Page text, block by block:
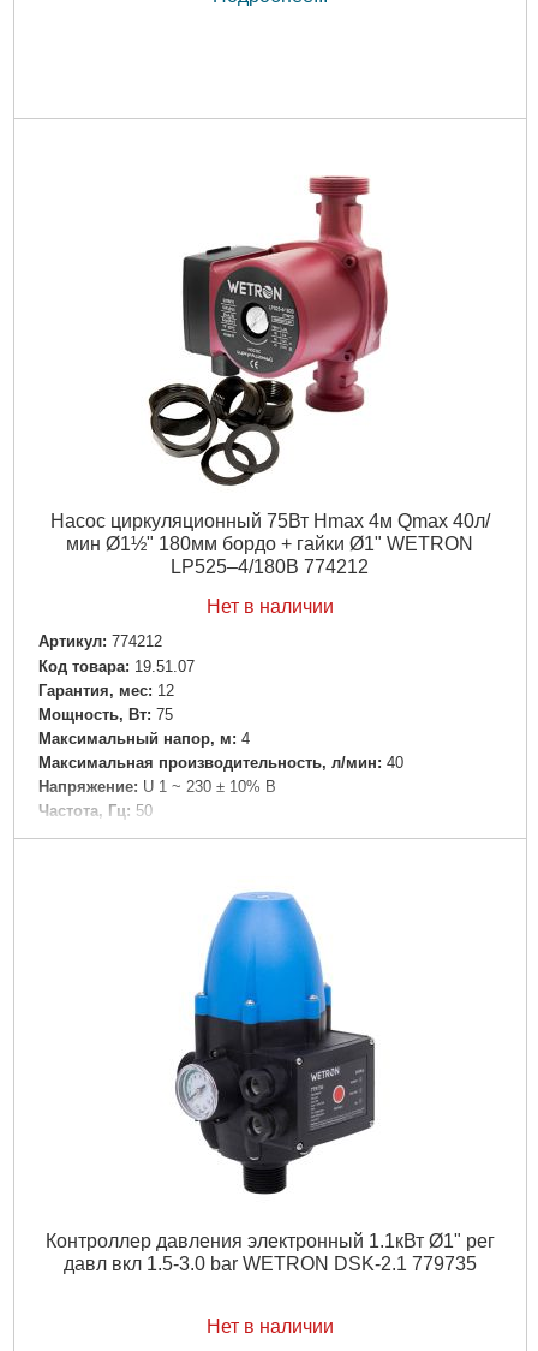
Насос циркуляционный 75Вт Hmax 4м Qmax 40л/
мин Ø1½" 180мм бордо + гайки Ø1" WETRON
LР525–4/180В 774212
Нет в наличии
Артикул: 774212
Код товара: 19.51.07
Гарантия, мес: 12
Мощность, Вт: 75
Максимальный напор, м: 4
Максимальная производительность, л/мин: 40
Напряжение: U 1 ~ 230 ± 10% В
Частота, Гц: 50
Вал двигателя: Керамика
Диаметр патрубка переходника, " (дюйм):
Диаметр всасывающего патрубка DN1, (мм):
Чугун с антикоррозийной обработкой
Диаметр твердых частиц во взвешенном состоянии,
Вес брутто (единицы), кг:
2.888
Длина упаковки, мм: 200
Ширина упаковки, мм: 140
Высота упаковки, мм: 150
200x140x130 мм
Подробнее...
Контроллер давления электронный 1.1кВт Ø1" рег
давл вкл 1.5-3.0 bar WETRON DSK-2.1 779735
Нет в наличии